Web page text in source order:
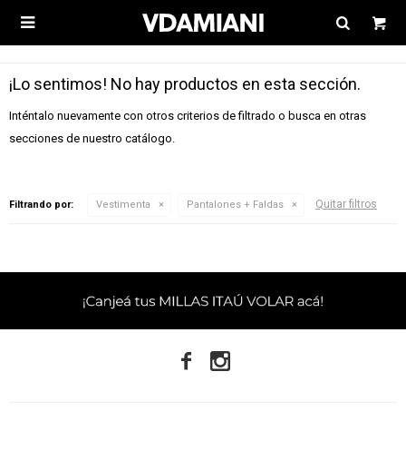

¡Lo sentimos! No hay productos en esta sección.
Inténtalo nuevamente con otros criterios de filtrado o busca en otras
secciones de nuestro catálogo.
Filtrando por: Vestimenta Pantalones + Faldas Quitar filtros
 